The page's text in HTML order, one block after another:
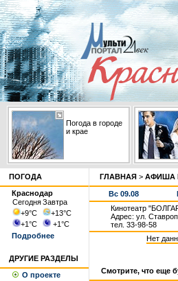
Погода в городе
и крае
ПОГОДА
Краснодар
СегодняЗавтра
+9°С +13°С
+1°С +1°С
Подробнее
ДРУГИЕ РАЗДЕЛЫ
О проекте
ГЛАВНАЯ > АФИША
Вс 09.08
Кинотеатр
Адрес: ул.
тел. 33-98-58
Нет
Смотрите, что еще